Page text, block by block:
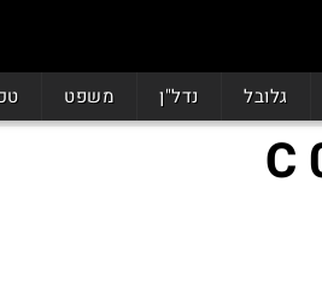
גלובל נדל"ן משפט